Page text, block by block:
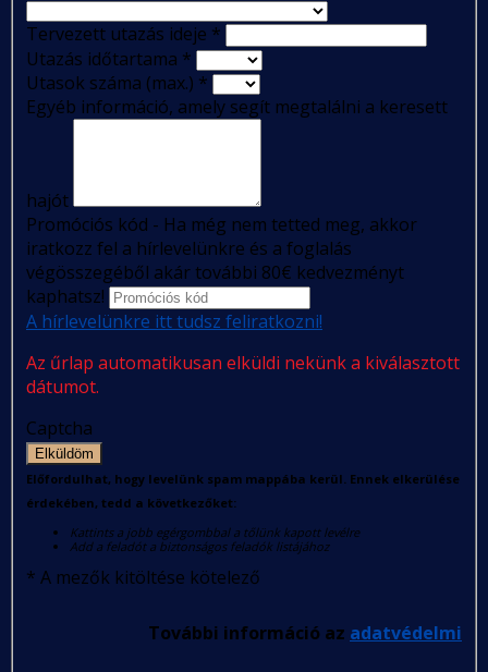
Tervezett utazás ideje *
Utazás időtartama *
Utasok száma (max.) *
Egyéb információ, amely segít megtalálni a keresett
hajót
Promóciós kód - Ha még nem tetted meg, akkor
iratkozz fel a hírlevelünkre és a foglalás
végösszegéből akár további 80€ kedvezményt
kaphatsz!
A hírlevelünkre itt tudsz feliratkozni!
Az űrlap automatikusan elküldi nekünk a kiválasztott
dátumot.
Captcha
Elküldöm
Előfordulhat, hogy levelünk spam mappába kerül. Ennek elkerülése
érdekében, tedd a következőket:
Kattints a jobb egérgombbal a tőlünk kapott levélre
Add a feladót a biztonságos feladók listájához
* A mezők kitöltése kötelező
További információ az adatvédelmi